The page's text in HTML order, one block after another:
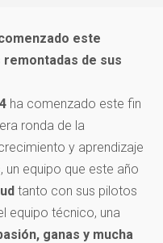
este
de sus
ha comenzado este fin
ronda de la
y aprendizaje
, un equipo que este año
tanto con sus pilotos
equipo técnico, una
ganas y mucha